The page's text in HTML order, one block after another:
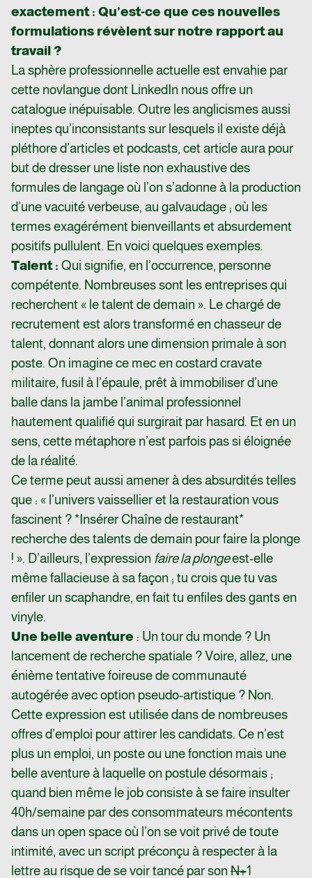
exactement : Qu’est-ce que ces nouvelles
formulations révèlent sur notre rapport au
travail ?
La sphère professionnelle actuelle est envahie par
cette novlangue dont LinkedIn nous offre un
catalogue inépuisable. Outre les anglicismes aussi
ineptes qu’inconsistants sur lesquels il existe déjà
pléthore d’articles et podcasts, cet article aura pour
but de dresser une liste non exhaustive des
formules de langage où l’on s’adonne à la production
d’une vacuité verbeuse, au galvaudage ; où les
termes exagérément bienveillants et absurdement
positifs pullulent. En voici quelques exemples.
Talent : Qui signifie, en l’occurrence, personne
compétente. Nombreuses sont les entreprises qui
recherchent « le talent de demain ». Le chargé de
recrutement est alors transformé en chasseur de
talent, donnant alors une dimension primale à son
poste. On imagine ce mec en costard cravate
militaire, fusil à l’épaule, prêt à immobiliser d’une
balle dans la jambe l’animal professionnel
hautement qualifié qui surgirait par hasard. Et en un
sens, cette métaphore n’est parfois pas si éloignée
de la réalité.
Ce terme peut aussi amener à des absurdités telles
que : « l’univers vaissellier et la restauration vous
fascinent ? *Insérer Chaîne de restaurant*
recherche des talents de demain pour faire la plonge
! ». D’ailleurs, l’expression faire la plongeest-elle
même fallacieuse à sa façon ; tu crois que tu vas
enfiler un scaphandre, en fait tu enfiles des gants en
vinyle.
Une belle aventure : Un tour du monde ? Un
lancement de recherche spatiale ? Voire, allez, une
énième tentative foireuse de communauté
autogérée avec option pseudo-artistique ? Non.
Cette expression est utilisée dans de nombreuses
offres d’emploi pour attirer les candidats. Ce n’est
plus un emploi, un poste ou une fonction mais une
belle aventure à laquelle on postule désormais ;
quand bien même le job consiste à se faire insulter
40h/semaine par des consommateurs mécontents
dans un open space où l’on se voit privé de toute
intimité, avec un script préconçu à respecter à la
lettre au risque de se voir tancé par son N+1